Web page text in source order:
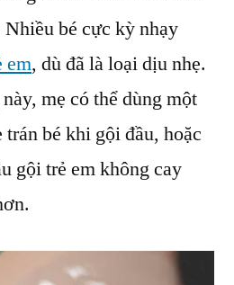
bé cực kỳ nhạy
em, dù đã là loại dịu nhẹ.
mẹ có thể dùng một
bé khi gội đầu, hoặc
gội trẻ em không cay